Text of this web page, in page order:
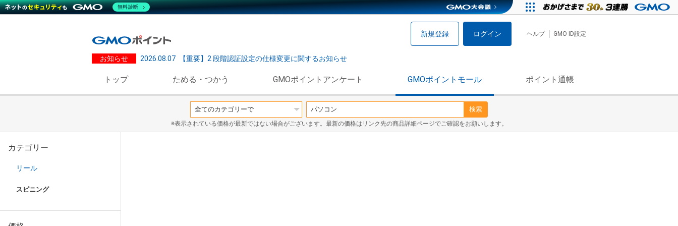
新規登録 ログイン ヘルプ GMO ID設定
お知らせ 2026.08.07 【重要】2 段階認証設定の仕様変更に関するお知らせ
トップ ためる・つかう GMOポイントアンケート GMOポイントモール ポイント通帳
検索
※表示されている価格が最新ではない場合がございます。最新の価格はリンク先の商品詳細ページでご確認をお願いします。
カテゴリー
リール
スピニング
無料診断